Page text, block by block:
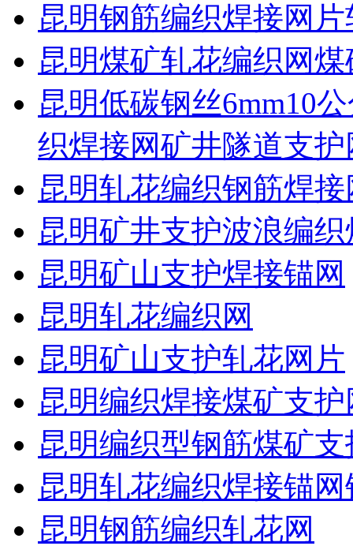
昆明钢筋编织焊接网
昆明煤矿轧花编织网
昆明低碳钢丝6mm10
织焊接网矿井隧道支护
昆明轧花编织钢筋焊接
昆明矿井支护波浪编
昆明矿山支护焊接锚网
昆明轧花编织网
昆明矿山支护轧花网片
昆明编织焊接煤矿支护
昆明编织型钢筋煤矿
昆明轧花编织焊接锚
昆明钢筋编织轧花网